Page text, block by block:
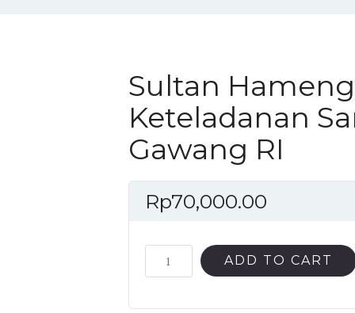
Sultan
Keteladanan
Gawang RI
Rp70,000.00
Hamengku
ADD TO CART